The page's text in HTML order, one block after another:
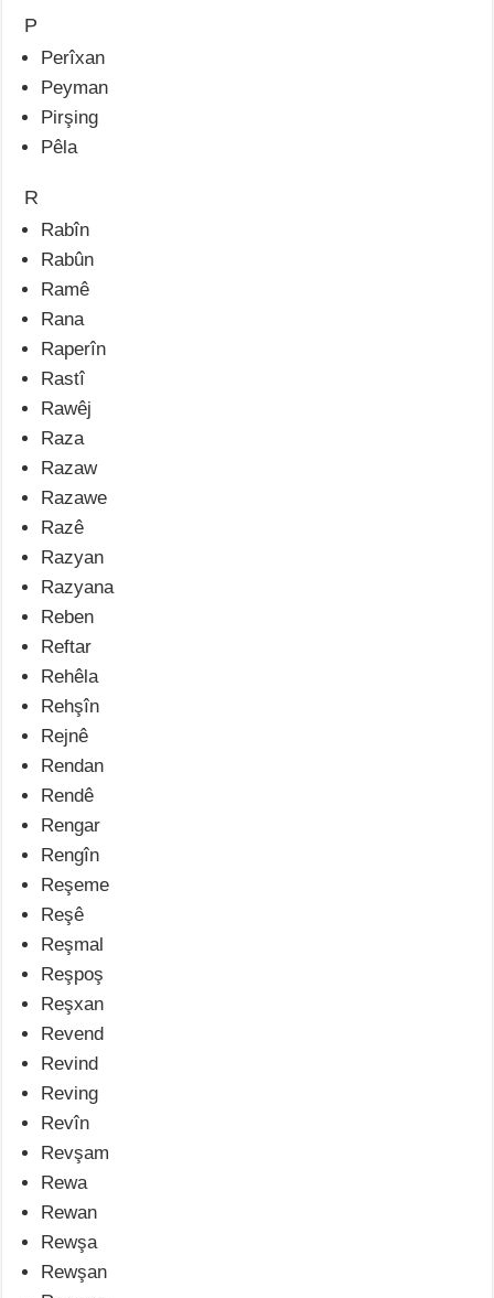
P
Perîxan
Peyman
Pirşing
Pêla
R
Rabîn
Rabûn
Ramê
Rana
Raperîn
Rastî
Rawêj
Raza
Razaw
Razawe
Razê
Razyan
Razyana
Reben
Reftar
Rehêla
Rehşîn
Rejnê
Rendan
Rendê
Rengar
Rengîn
Reşeme
Reşê
Reşmal
Reşpoş
Reşxan
Revend
Revind
Reving
Revîn
Revşam
Rewa
Rewan
Rewşa
Rewşan